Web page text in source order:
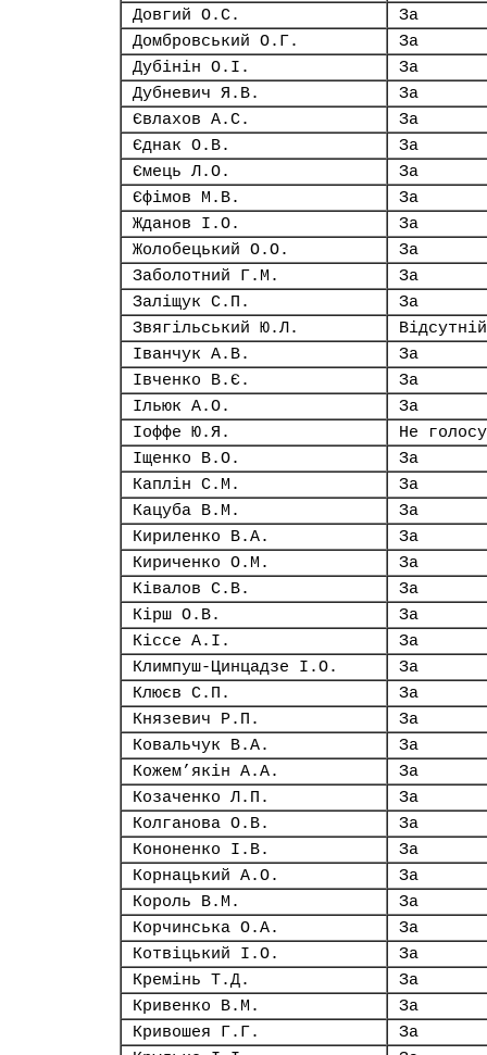
Довгий О.С.
За
Домбровський О.Г.
За
Дубінін О.І.
За
Дубневич Я.В.
За
Євлахов А.С.
За
Єднак О.В.
За
Ємець Л.О.
За
Єфімов М.В.
За
Жданов І.О.
За
Жолобецький О.О.
За
Заболотний Г.М.
За
Заліщук С.П.
За
Звягільський Ю.Л.
Відсутній
Іванчук А.В.
За
Івченко В.Є.
За
Ільюк А.О.
За
Іоффе Ю.Я.
Не
Іщенко В.О.
За
Каплін С.М.
За
Кацуба В.М.
За
Кириленко В.А.
За
Кириченко О.М.
За
Ківалов С.В.
За
Кірш О.В.
За
Кіссе А.І.
За
Климпуш-Цинцадзе І.О.
За
Клюєв С.П.
За
Князевич Р.П.
За
Ковальчук В.А.
За
Кожем’якін А.А.
За
Козаченко Л.П.
За
Колганова О.В.
За
Кононенко І.В.
За
Корнацький А.О.
За
Король В.М.
За
Корчинська О.А.
За
Котвіцький І.О.
За
Кремінь Т.Д.
За
Кривенко В.М.
За
Кривошея Г.Г.
За